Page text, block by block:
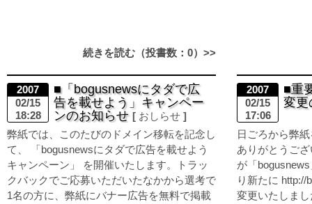
続きを読む（投書数：0）>>
2007
02/15
18:28
■「bogusnewsにタダで広
告を載せよう」キャンペー
ンのお知らせ
おしらせ
弊紙では、このたびのドメイン移転を記念し
て、 「bogusnewsにタダで広告を載せよう
キャンペーン」 を開催いたします。トラッ
クバックでご応募いただいたなかから選考で
1名の方に、弊紙にバナー広告を無料で掲載
2007
02/15
17:06
■重
変
日ごろから弊
ありがとうご
が「
り新たに http://
変更いたしま